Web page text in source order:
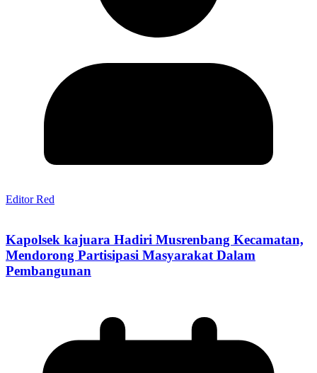
Editor Red
Kapolsek kajuara Hadiri Musrenbang Kecamatan,
Mendorong Partisipasi Masyarakat Dalam
Pembangunan